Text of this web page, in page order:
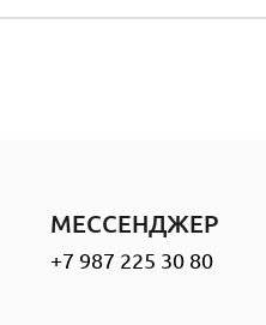
МЕССЕНДЖЕР
+7 987 225 30 80